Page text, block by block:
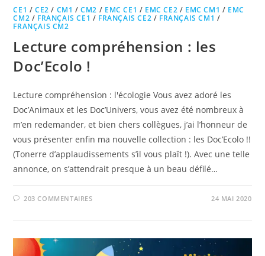
CE1 /CE2 / CM1 /CM2 / EMC CE1 / EMC CE2 / EMC CM1 / EMC
CM2 / FRANÇAIS CE1 / FRANÇAIS CE2 / FRANÇAIS CM1 /
FRANÇAIS CM2
Lecture compréhension : les
Doc’Ecolo !
Lecture compréhension : l'écologie Vous avez adoré les
Doc’Animaux et les Doc’Univers, vous avez été nombreux à
m’en redemander, et bien chers collègues, j’ai l’honneur de
vous présenter enfin ma nouvelle collection : les Doc’Ecolo !!
(Tonerre d’applaudissements s’il vous plaît !). Avec une telle
annonce, on s’attendrait presque à un beau défilé…
203 COMMENTAIRES 24 MAI 2020